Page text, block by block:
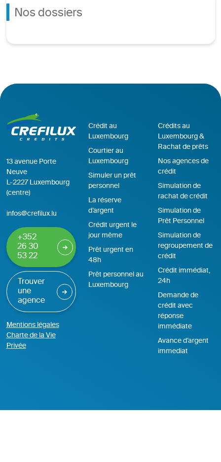
Nos dossiers
13 avenue Porte
Neuve
L-2227 Luxembourg
(centre)
infos@crefilux.lu
+352
26 30
53 22
Trouver
une
agence
Mentions légales
Charte de la Vie
Privée
Crédit au
Luxembourg
Courtier au
Luxembourg
Simuler un prêt
personnel
La réserve
d’argent
Crédit urgent le
jour même
Prêt urgent en
48h
Prêt personnel au
Luxembourg
Crédits au
Luxembourg &
Rachat de prêts
Nos agences de
crédit
Simulation de
rachat de crédit
Simulation de
Prêt Personnel
Simulation de
regroupement de
crédit
Crédit immédiat,
24h
Demande de
crédit avec
réponse
immédiate
Avance d’argent
immediat